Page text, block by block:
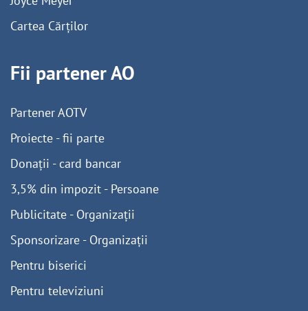
Cartea Cărților
Fii partener AO
Partener AOTV
Proiecte - fii parte
Donații - card bancar
3,5% din impozit - Persoane
Publicitate - Organizații
Sponsorizare - Organizații
Pentru biserici
Pentru televiziuni